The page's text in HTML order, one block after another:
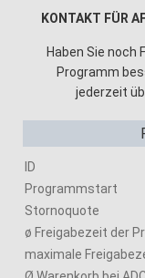
KONTAKT FÜR
Haben Sie noch
Programm
jederzeit
ID
Programmstart
Stornoquote
ø Freigabezeit der
maximale